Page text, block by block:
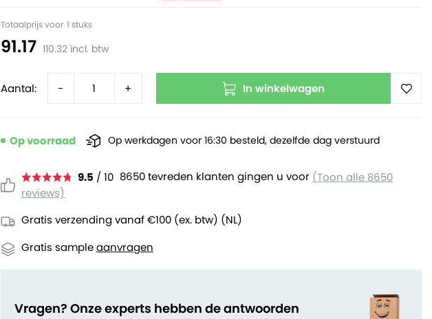
Aantal: - +
Totaalprijs voor 1 stuks
91.17 110.32 incl. btw
In winkelwagen
9.5 / 10 8650 tevreden klanten gingen u voor (Toon alle 8650
reviews)
Gratis verzending vanaf €100 (ex. btw) (NL)
Gratis sampleaanvragen
Op voorraad Op werkdagen voor 16:30 besteld, dezelfde dag verstuurd
Vragen? Onze experts hebben de antwoorden